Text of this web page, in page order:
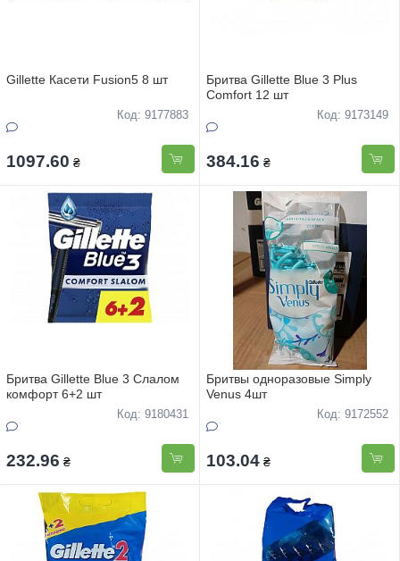
Gillette Касети Fusion5 8 шт
Код: 9177883
1097.60 ₴
Бритва Gillette Blue 3 Plus
Comfort 12 шт
Код: 9173149
384.16 ₴
Бритва Gillette Blue 3 Слалом
комфорт 6+2 шт
Код: 9180431
232.96 ₴
Бритвы одноразовые Simply
Venus 4шт
Код: 9172552
103.04 ₴